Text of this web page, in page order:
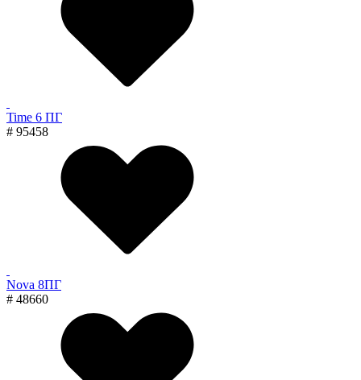
Time 6 ПГ
# 95458
Nova 8ПГ
# 48660